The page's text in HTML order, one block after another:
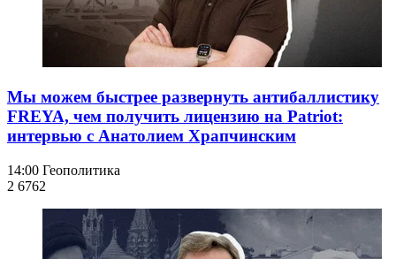
Мы можем быстрее развернуть антибаллистику
FREYA, чем получить лицензию на Patriot:
интервью с Анатолием Храпчинским
14:00 Геополитика
2 6762